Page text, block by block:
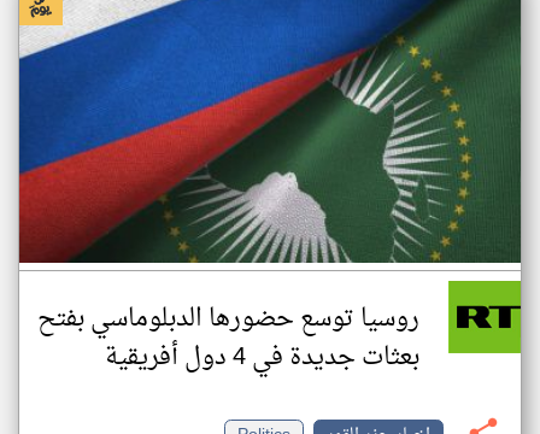
روسيا توسع حضورها الدبلوماسي بفتح
بعثات جديدة في 4 دول أفريقية